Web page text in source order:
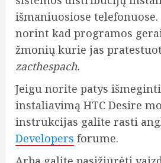
išmaniuosiose telefonuose.
norint kad programos
žmonių kurie jas
zacthespach.
Jeigu norite patys
instaliavimą HTC Desire
instrukcijas galite rasti
Developers forume.